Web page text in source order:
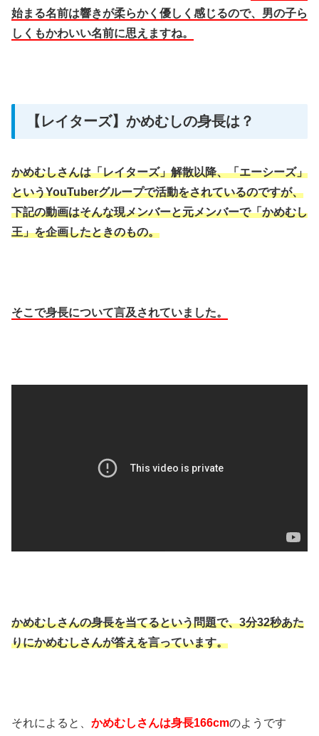
始まる名前は響きが柔らかく優しく感じるので、男の子ら
しくもかわいい名前に思えますね。
【レイターズ】かめむしの身長は？
かめむしさんは「レイターズ」解散以降、「エーシーズ」
というYouTuberグループで活動をされているのですが、
下記の動画はそんな現メンバーと元メンバーで「かめむし
王」を企画したときのもの。
そこで身長について言及されていました。
かめむしさんの身長を当てるという問題で、3分32秒あた
りにかめむしさんが答えを言っています。
それによると、 かめむしさんは身長166cmのようです